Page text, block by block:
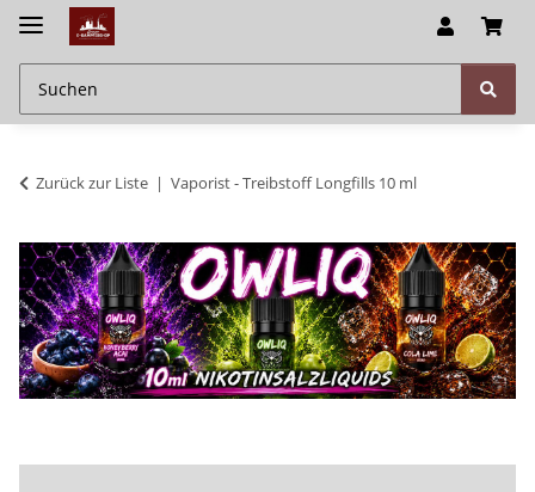
Zurück zur Liste Vaporist - Treibstoff Longfills 10 ml